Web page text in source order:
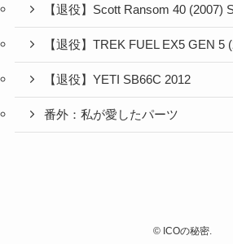
【退役】Scott Ransom 40 (2007)
【退役】TREK FUEL EX5 GEN 5
【退役】YETI SB66C 2012
番外：私が愛したパーツ
© ICOの秘密.